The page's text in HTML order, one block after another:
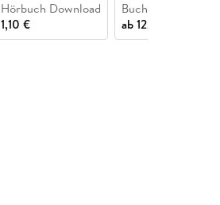
Hörbuch Download
1,10 €
Buch (kartoniert)
ab12,90 €